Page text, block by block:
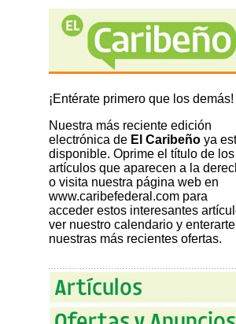
¡Entérate primero que los demás!
Nuestra más reciente edición
electrónica de El Caribeño ya
disponible. Oprime el título de los
artículos que aparecen a la
o visita nuestra página web en
www.caribefederal.com para
acceder estos interesantes
ver nuestro calendario y
nuestras más recientes ofertas.